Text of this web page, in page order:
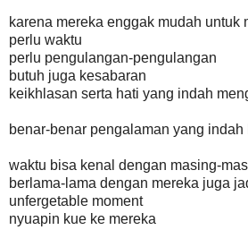
karena mereka enggak mudah untuk
perlu waktu
perlu pengulangan-pengulangan
butuh juga kesabaran
keikhlasan serta hati yang indah
benar-benar pengalaman yang indah
waktu bisa kenal dengan masing-
berlama-lama dengan mereka juga
unfergetable moment
nyuapin kue ke mereka